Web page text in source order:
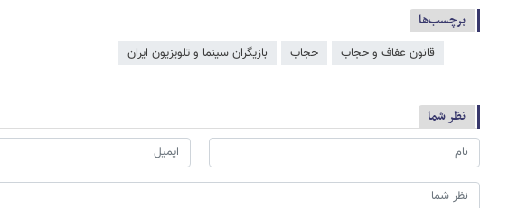
برچسب‌ها
قانون عفاف و حجاب حجاب بازیگران سینما و تلویزیون ایران
نظر شما